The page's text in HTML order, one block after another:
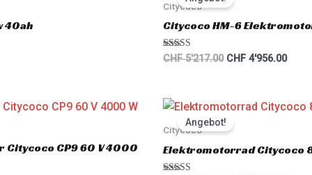
40ah
Citycoco
Citycoco HM-6
Rated
CHF5'217.00
was:
CHF 4'956.00
CP9 60 V 4000
Angebot!
Citycoco
Elektromotorrad Citycoco
Original
was: